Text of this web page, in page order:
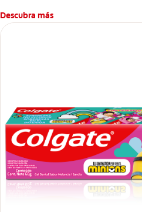
Descubra más